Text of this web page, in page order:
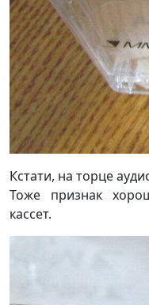
Кстати, на торце
Тоже признак
кассет.